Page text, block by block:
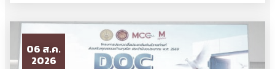
06 ส.ค.
2026